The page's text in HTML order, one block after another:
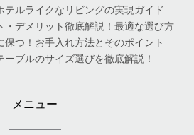
テルライクなリビングの実現ガイド
・デメリット徹底解説！最適な選び方
保つ！お手入れ方法とそのポイント
ブルのサイズ選びを徹底解説！
メニュー